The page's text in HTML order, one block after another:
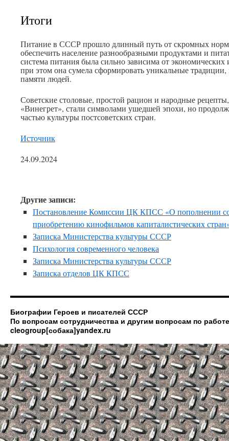
Итоги
Питание в СССР прошло длинный путь от скромных норм
обеспечить население разнообразными продуктами и
система питания была сильно зависима от
при этом она сумела сформировать уникальные
памяти людей.
Советские столовые, простой рацион и народные
«Винегрет», стали символами ушедшей эпохи, но
частью культуры постсоветских стран.
Источник
24.09.2024
Другие записи:
Постановление Комиссии ЦК КПСС «О пополнении
приобретению кинофильмов капиталистических
Записка Министерства культуры СССР
Психология современного человека
Записка Министерства культуры СССР
Записка отделов ЦК КПСС
Биографии Героев и писателей СССР
По вопросам сотрудничества и другим вопросам по
cleogroup[собака]yandex.ru